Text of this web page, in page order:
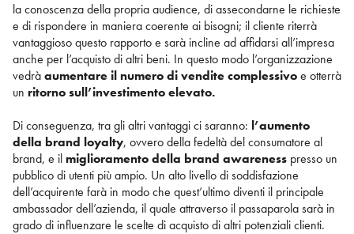
la conoscenza della propria audience, di assecondarne le richieste
e di rispondere in maniera coerente ai bisogni; il cliente riterrà
vantaggioso questo rapporto e sarà incline ad affidarsi all’impresa
anche per l’acquisto di altri beni. In questo modo l’organizzazione
vedràaumentare il numero di vendite complessivoe otterrà
un ritorno sull’investimento elevato.
Di conseguenza, tra gli altri vantaggi ci saranno: l’aumento
della brand loyalty, ovvero della fedeltà del consumatore al
brand, e ilmiglioramento della brand awareness presso un
pubblico di utenti più ampio. Un alto livello di soddisfazione
dell’acquirente farà in modo che quest’ultimo diventi il principale
ambassador dell’azienda, il quale attraverso il passaparola sarà in
grado di influenzare le scelte di acquisto di altri potenziali clienti.